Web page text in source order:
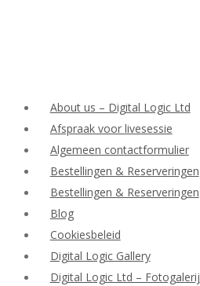
About us – Digital Logic Ltd
Afspraak voor livesessie
Algemeen contactformulier
Bestellingen & Reserveringen
Bestellingen & Reserveringen
Blog
Cookiesbeleid
Digital Logic Gallery
Digital Logic Ltd – Fotogalerij